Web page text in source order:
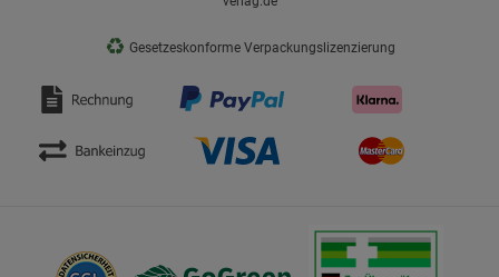
♻ Gesetzeskonforme Verpackungslizenzierung